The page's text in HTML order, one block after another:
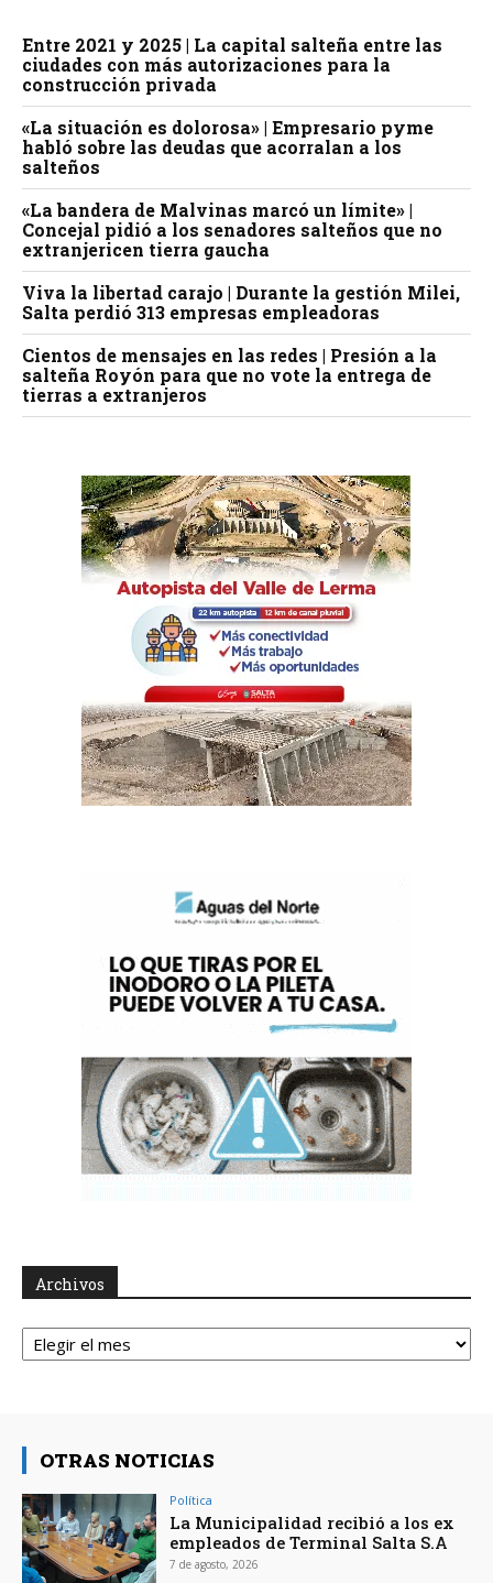
Entre 2021 y 2025 | La capital salteña entre las
ciudades con más autorizaciones para la
construcción privada
«La situación es dolorosa» | Empresario pyme
habló sobre las deudas que acorralan a los
salteños
«La bandera de Malvinas marcó un límite» |
Concejal pidió a los senadores salteños que no
extranjericen tierra gaucha
Viva la libertad carajo | Durante la gestión Milei,
Salta perdió 313 empresas empleadoras
Cientos de mensajes en las redes | Presión a la
salteña Royón para que no vote la entrega de
tierras a extranjeros
Archivos
Archivos
OTRAS NOTICIAS
Política
La Municipalidad recibió a los ex
empleados de Terminal Salta S.A
7 de agosto, 2026